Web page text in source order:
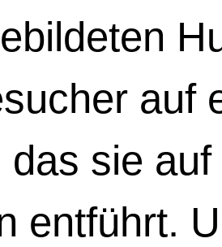
auf
das sie
entführt.